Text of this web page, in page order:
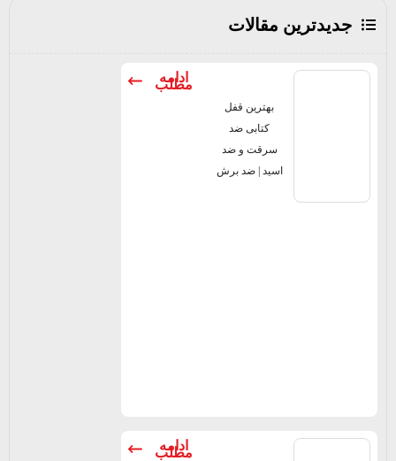
جدیدترین مقالات
بهترین قفل
کتابی ضد
سرقت و ضد
اسید | ضد برش
ادامه
مطلب
ادامه
مطلب